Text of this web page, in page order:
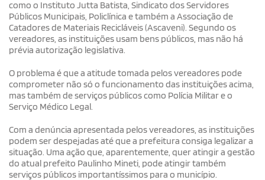
como o Instituto Jutta Batista, Sindicato dos Servidores
Públicos Municipais, Policlínica e também a Associação de
Catadores de Materiais Recicláveis (Ascaveni). Segundo os
vereadores, as instituições usam bens públicos, mas não há
prévia autorização legislativa.
O problema é que a atitude tomada pelos vereadores pode
comprometer não só o funcionamento das instituições acima,
mas também de serviços públicos como Polícia Militar e o
Serviço Médico Legal.
Com a denúncia apresentada pelos vereadores, as instituições
podem ser despejadas até que a prefeitura consiga legalizar a
situação. Uma ação que, aparentemente, quer atingir a gestão
do atual prefeito Paulinho Mineti, pode atingir também
serviços públicos importantíssimos para o município.